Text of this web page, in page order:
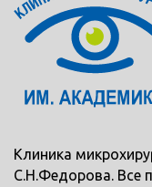
Клиника
С.Н.Федорова. Все